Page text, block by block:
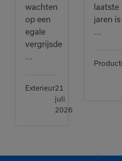
wachten
op een
egale
vergrijsde
Exterieur21
juli
2026
laatste
jaren is